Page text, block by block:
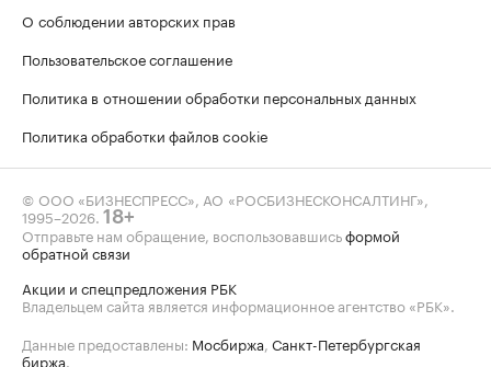
О соблюдении авторских прав
Пользовательское соглашение
Политика в отношении обработки персональных данных
Политика обработки файлов cookie
© ООО «БИЗНЕСПРЕСС», АО «РОСБИЗНЕСКОНСАЛТИНГ»,
1995–2026. 18+
Отправьте нам обращение, воспользовавшисьформой
обратной связи
Акции и спецпредложения РБК
Владельцем сайта является информационное агентство «РБК».
Данные предоставлены: Мосбиржа, Санкт-Петербургская
биржа.